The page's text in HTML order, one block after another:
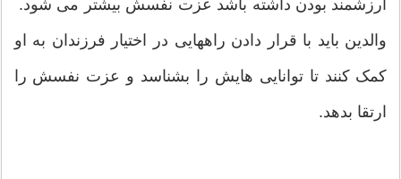
ارزشمند بودن داشته باشد عزت نفسش بیشتر می شود.
والدین باید با قرار دادن راههایی در اختیار فرزندان به او
کمک کنند تا توانایی هایش را بشناسد و عزت نفسش را
ارتقا بدهد.